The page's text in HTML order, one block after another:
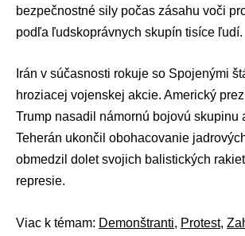
bezpečnostné sily počas zásahu voči
podľa ľudskoprávnych skupín tisíce ľudí.
Irán v súčasnosti rokuje so Spojenými
hroziacej vojenskej akcie. Americký
Trump nasadil námornú bojovú skupinu
Teherán ukončil obohacovanie
obmedzil dolet svojich balistických rakiet
represie.
Viac k témam: Demonštranti, Protest,